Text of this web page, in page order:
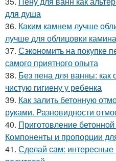
для душа
36. Каким камнем лучше
лучше для облицовки
37. Сэкономить на покупке
самого приятного опыта
38. Без пена для ванны: как
чистую гигиену у ребенка
39. Как залить бетонную
руками. Разновидности
40. Приготовление
Компоненты и пропорции
41. Сделай сам: интересные